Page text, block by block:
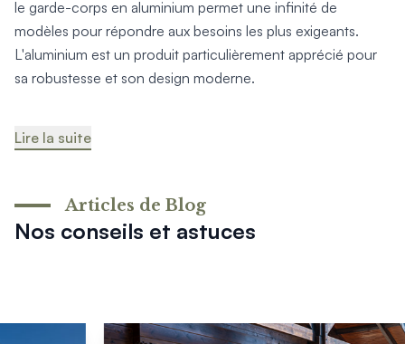
le garde-corps en aluminium permet une infinité de
modèles pour répondre aux besoins les plus exigeants.
L'aluminium est un produit particulièrement apprécié pour
sa robustesse et son design moderne.
Lire la suite
Nos conseils et astuces
Articles de Blog